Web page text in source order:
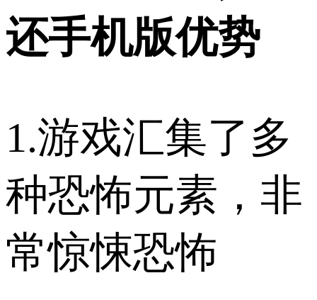
还手机版优势
1.游戏汇集了多
种恐怖元素，非
常惊悚恐怖